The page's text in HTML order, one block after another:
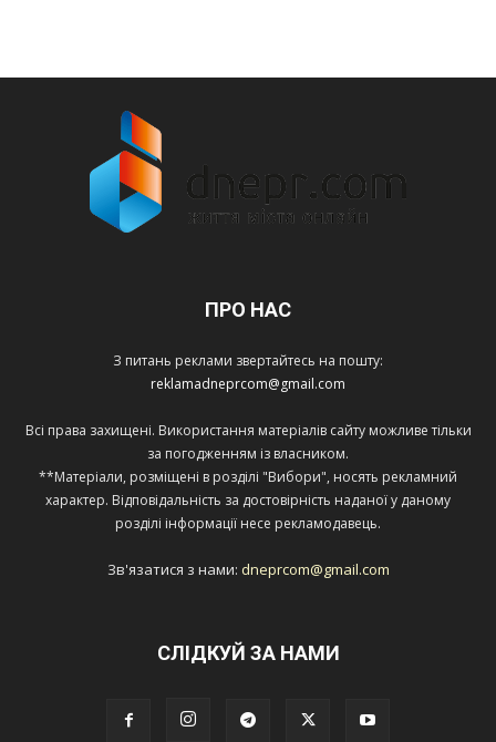
ПРО НАС
З питань реклами звертайтесь на пошту:
reklamadneprcom@gmail.com
Всі права захищені. Використання матеріалів сайту можливе тільки
за погодженням із власником.
**Матеріали, розміщені в розділі "Вибори", носять рекламний
характер. Відповідальність за достовірність наданої у даному
розділі інформації несе рекламодавець.
Зв'язатися з нами: dneprcom@gmail.com
СЛІДКУЙ ЗА НАМИ